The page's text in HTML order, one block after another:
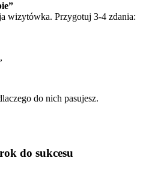
wizytówka. Przygotuj 3-4 zdania:
do nich pasujesz.
do sukcesu